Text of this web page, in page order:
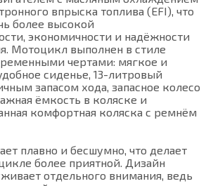
впрыска топлива (EFI), что
более высокой
экономичности и надёжности
Мотоцикл выполнен в стиле
чертами: мягкое и
сиденье, 13-литровый
запасом хода, запасное колесо
ёмкость в коляске и
комфортная коляска с ремнём
плавно и бесшумно, что делает
более приятной. Дизайн
отдельного внимания, ведь